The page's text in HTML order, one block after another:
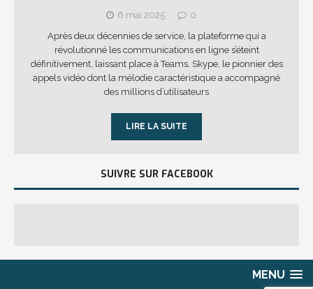
6 mai 2025
0
Après deux décennies de service, la plateforme qui a
révolutionné les communications en ligne s’éteint
définitivement, laissant place à Teams. Skype, le pionnier des
appels vidéo dont la mélodie caractéristique a accompagné
des millions d’utilisateurs
LIRE LA SUITE
SUIVRE SUR FACEBOOK
MENU